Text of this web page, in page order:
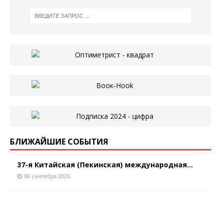
БЛИЖАЙШИЕ СОБЫТИЯ
37-я Китайская (Пекинская) международная...
08 сентября 2026